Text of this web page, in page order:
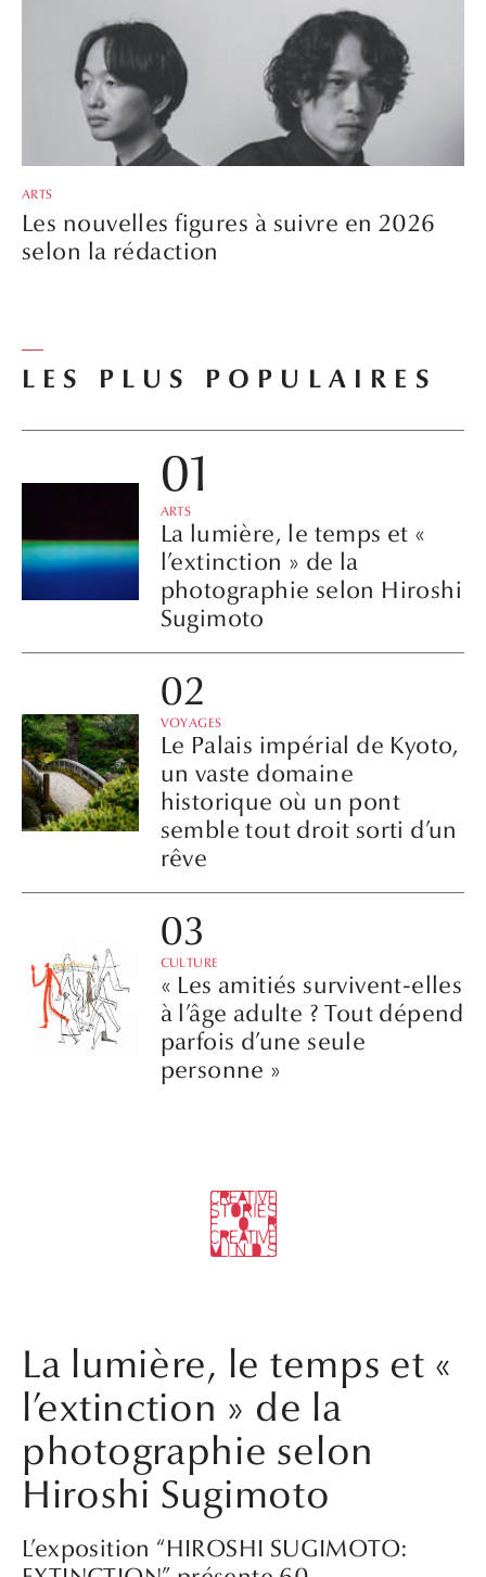
ARTS
Les nouvelles figures à suivre en 2026
selon la rédaction
LES PLUS POPULAIRES
ARTS
La lumière, le temps et «
l’extinction » de la
photographie selon Hiroshi
Sugimoto
VOYAGES
Le Palais impérial de Kyoto,
un vaste domaine
historique où un pont
semble tout droit sorti d’un
rêve
CULTURE
« Les amitiés survivent-elles
à l’âge adulte ? Tout dépend
parfois d’une seule
personne »
La lumière, le temps et «
l’extinction » de la
photographie selon
Hiroshi Sugimoto
L’exposition “HIROSHI SUGIMOTO: